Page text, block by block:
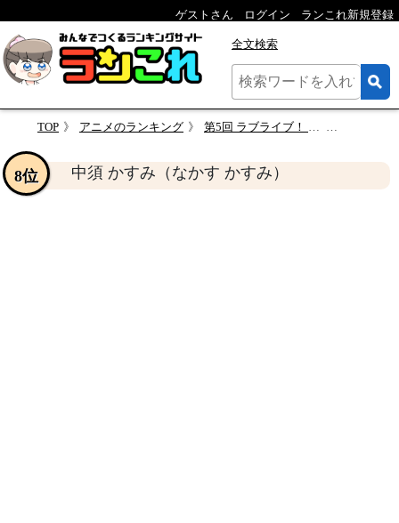
ゲストさん ログイン ランこれ新規登録
全文検索
TOP アニメのランキング 第5回 ラブライブ！ 人気キャラクター投票
中須 かすみ（なかす かすみ）
8位